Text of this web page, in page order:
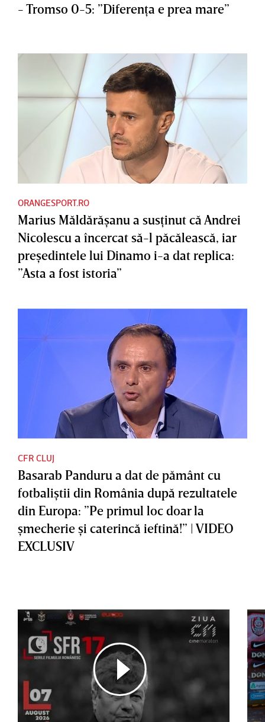
- Tromso 0-5: ”Diferenţa e prea mare”
ORANGESPORT.RO
Marius Măldărăşanu a susţinut că Andrei
Nicolescu a încercat să-l păcălească, iar
preşedintele lui Dinamo i-a dat replica:
”Asta a fost istoria”
CFR CLUJ
Basarab Panduru a dat de pământ cu
fotbaliştii din România după rezultatele
din Europa: ”Pe primul loc doar la
şmecherie şi caterincă ieftină!” | VIDEO
EXCLUSIV